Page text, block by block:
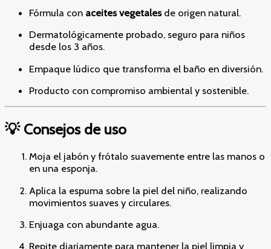
Fórmula con aceites vegetalesde origen natural.
Dermatológicamente probado, seguro para niños
desde los 3 años.
Empaque lúdico que transforma el baño en diversión.
Producto con compromiso ambiental y sostenible.
💡 Consejos de uso
Moja el jabón y frótalo suavemente entre las manos o
en una esponja.
Aplica la espuma sobre la piel del niño, realizando
movimientos suaves y circulares.
Enjuaga con abundante agua.
Repite diariamente para mantener la piel limpia y